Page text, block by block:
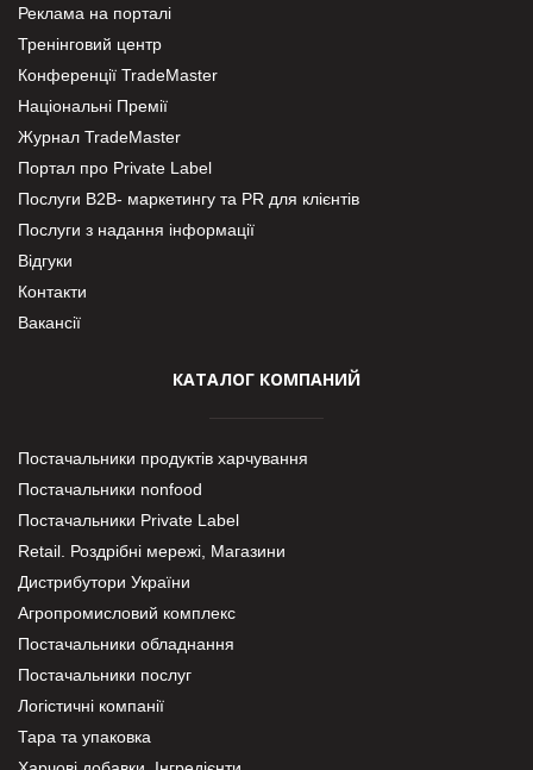
Реклама на порталі
Тренінговий центр
Конференції TradeMaster
Національні Премії
Журнал TradeMaster
Портал про Private Label
Послуги В2В- маркетингу та PR для клієнтів
Послуги з надання інформації
Відгуки
Контакти
Вакансії
КАТАЛОГ КОМПАНИЙ
Постачальники продуктів харчування
Постачальники nonfood
Постачальники Private Label
Retail. Роздрібні мережі, Магазини
Дистрибутори України
Агропромисловий комплекс
Постачальники обладнання
Постачальники послуг
Логістичні компанії
Тара та упаковка